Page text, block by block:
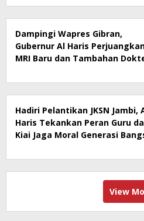
Dampingi Wapres Gibran,
Gubernur Al Haris
MRI Baru dan Tambahan
Mattaher
Hadiri Pelantikan JKSN Jambi,
Haris Tekankan Peran Guru
Kiai Jaga Moral Generasi
View